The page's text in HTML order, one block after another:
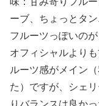
ーブ、ちょっとタ
フルーツっぽいの
オフィシャルより
ルーツ感がメイン
た）ですが、シェ
りバランスは良か